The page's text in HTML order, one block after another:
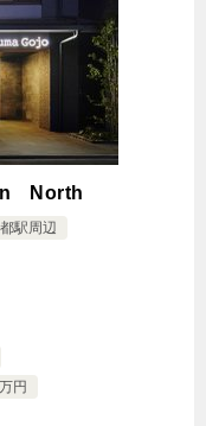
空間で愉しめ
付き
禁煙ルーム
名
North
駅周辺
円